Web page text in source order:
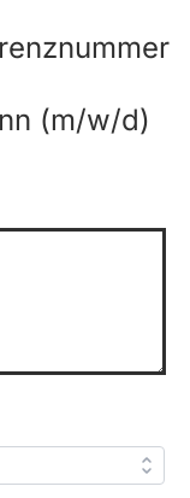
(m/w/d)